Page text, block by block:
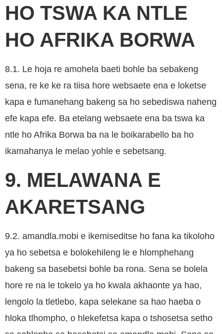
HO TSWA KA NTLE
HO AFRIKA BORWA
8.1. Le hoja re amohela baeti bohle ba sebakeng
sena, re ke ke ra tiisa hore websaete ena e loketse
kapa e fumanehang bakeng sa ho sebediswa naheng
efe kapa efe. Ba etelang websaete ena ba tswa ka
ntle ho Afrika Borwa ba na le boikarabello ba ho
ikamahanya le melao yohle e sebetsang.
9. MELAWANA E
AKARETSANG
9.2. amandla.mobi e ikemiseditse ho fana ka tikoloho
ya ho sebetsa e bolokehileng le e hlomphehang
bakeng sa basebetsi bohle ba rona. Sena se bolela
hore re na le tokelo ya ho kwala akhaonte ya hao,
lengolo la tletlebo, kapa selekane sa hao haeba o
hloka tlhompho, o hlekefetsa kapa o tshosetsa setho